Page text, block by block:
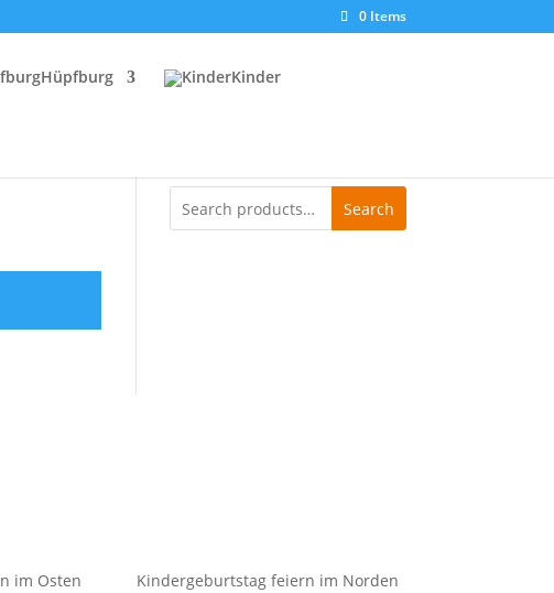
0 Items
Hüpfburg Kinder
Search
im Osten Kindergeburtstag feiern im Norden